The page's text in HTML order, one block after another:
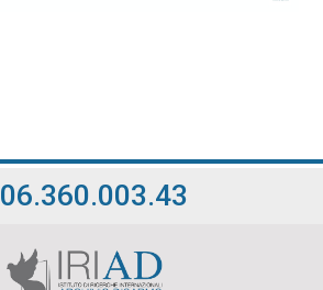
06.360.003.43